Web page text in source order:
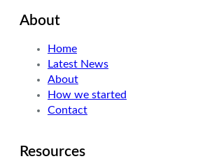
e
r
I
r
m
About
Home
Latest News
About
How we started
Contact
Resources